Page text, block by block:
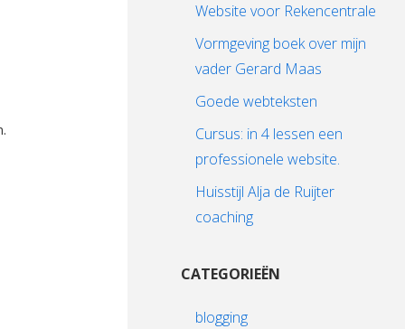
Website voor Rekencentrale
Vormgeving boek over mijn
vader Gerard Maas
Goede webteksten
Cursus: in 4 lessen een
professionele website.
Huisstijl Alja de Ruijter
coaching
CATEGORIEËN
blogging